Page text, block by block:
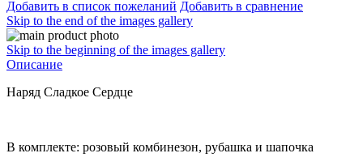
Добавить в список пожеланий Добавить в сравнение
Skip to the end of the images gallery
Skip to the beginning of the images gallery
Описание
Наряд Сладкое Сердце
В комплекте: розовый комбинезон, рубашка и шапочка